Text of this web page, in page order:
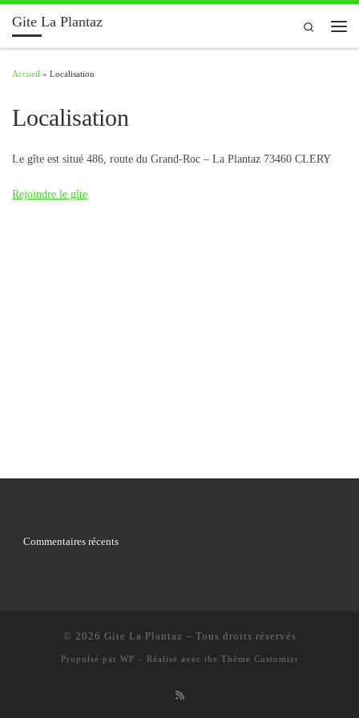
Passer au contenu
Gite La Plantaz
Search
Accueil » Localisation
Localisation
Le gîte est situé 486, route du Grand-Roc – La Plantaz 73460 CLERY
Rejoindre le gîte
Commentaires récents
© 2026 Gite La Plantaz – Tous droits réservés
Propulsé par WP – Réalisé avec the Thème Customizr